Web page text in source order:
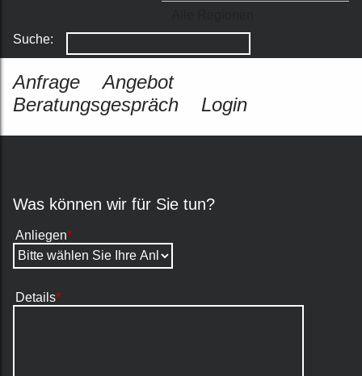
Suche:
Was können wir für Sie tun?
Anliegen*
Details*
Anfrage
Angebot
Beratungsgespräch
Login